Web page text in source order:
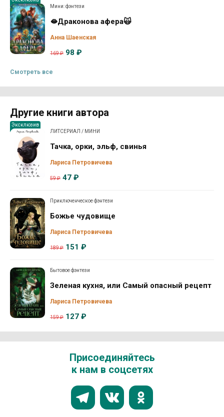
Мини: фэнтези
🫦Драконова афера🙀
Анна Шаенская
169 ₽ 98 ₽
Смотреть все
Другие книги автора
Эксклюзив
ЛИТСЕРИАЛ / МИНИ
Тачка, орки, эльф, свинья
Лариса Петровичева
59 ₽ 47 ₽
Приключенческое фэнтези
Божье чудовище
Лариса Петровичева
189 ₽ 151 ₽
Бытовое фэнтези
Зеленая кухня, или Самый опасный рецепт
Лариса Петровичева
159 ₽ 127 ₽
Присоединяйтесь
к нам в соцсетях